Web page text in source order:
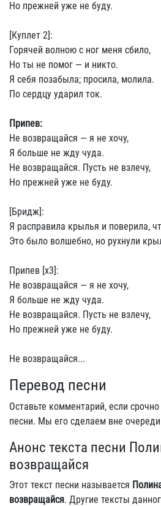
Но прежней уже не буду.
[Куплет 2]:
Горячей волною с ног меня сбило,
Но ты не помог — и никто.
Я себя позабыла; просила, молила.
По сердцу ударил ток.
Припев:
Не возвращайся — я не хочу,
Я больше не жду чуда.
Не возвращайся. Пусть не взлечу,
Но прежней уже не буду.
[Бридж]:
Я расправила крылья и поверила,
Это было волшебно, но рухнули
Припев [x3]:
Не возвращайся — я не хочу,
Я больше не жду чуда.
Не возвращайся. Пусть не взлечу,
Но прежней уже не буду.
Не возвращайся...
Перевод песни
Оставьте комментарий, если
песни. Мы его сделаем вне
Анонс текста песни
возвращайся
Этот текст песни называется
возвращайся. Другие тексты